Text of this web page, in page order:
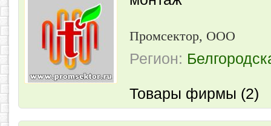
Промсектор, ООО
Регион:
Товары фирмы (2)